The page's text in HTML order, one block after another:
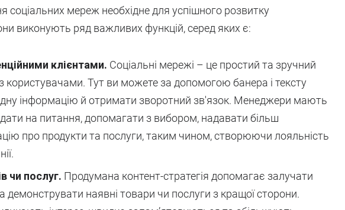
соціальних мереж необхідне для успішного розвитку
виконують ряд важливих функцій, серед яких є:
клієнтами. Соціальні мережі – це простий та зручний
користувачами. Тут ви можете за допомогою банера і тексту
інформацію й отримати зворотний зв'язок. Менеджери мають
на питання, допомагати з вибором, надавати більш
про продукти та послуги, таким чином, створюючи лояльність
чи послуг. Продумана контент-стратегія допомагає залучати
демонструвати наявні товари чи послуги з кращої сторони.